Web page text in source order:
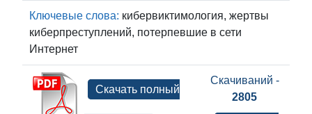
Ключевые слова: кибервиктимология, жертвы
киберпреступлений, потерпевшие в сети
Интернет
Скачиваний -
2805
Скачать полный